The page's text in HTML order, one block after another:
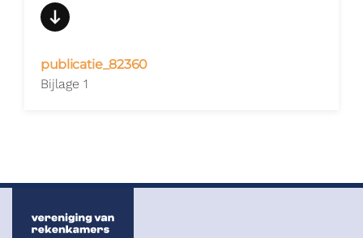
publicatie_82360
Bijlage 1